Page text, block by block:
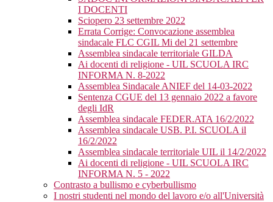
I DOCENTI
Sciopero 23 settembre 2022
Errata Corrige: Convocazione assemblea
sindacale FLC CGIL Mi del 21 settembre
Assemblea sindacale territoriale GILDA
Ai docenti di religione - UIL SCUOLA IRC
INFORMA N. 8-2022
Assemblea Sindacale ANIEF del 14-03-2022
Sentenza CGUE del 13 gennaio 2022 a favore
degli IdR
Assemblea sindacale FEDER.ATA 16/2/2022
Assemblea sindacale USB. P.I. SCUOLA il
16/2/2022
Assemblea sindacale territoriale UIL il 14/2/2022
Ai docenti di religione - UIL SCUOLA IRC
INFORMA N. 5 - 2022
Contrasto a bullismo e cyberbullismo
I nostri studenti nel mondo del lavoro e/o all'Università